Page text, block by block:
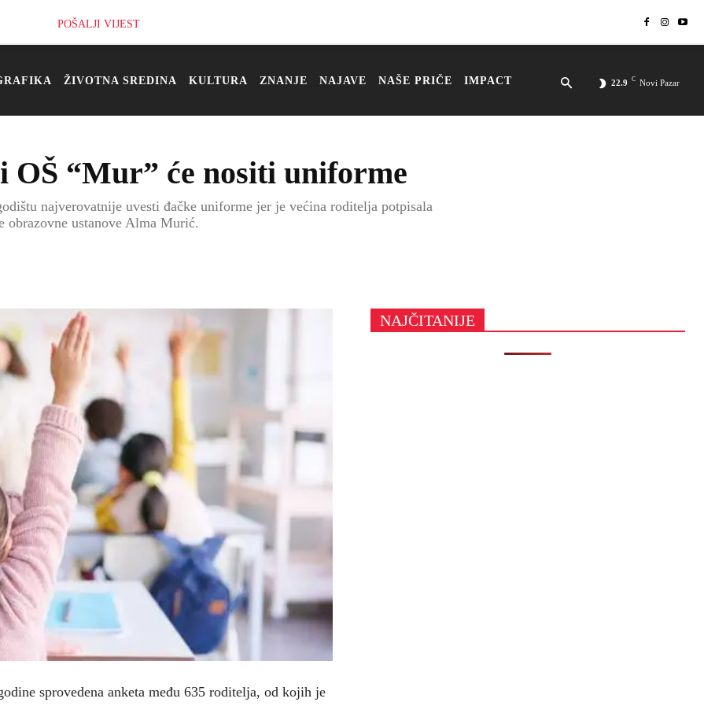
POŠALJI VIJEST
ŽIVOTNA SREDINA KULTURA ZNANJE NAJAVE NAŠE PRIČE IMPACT 22.9 C Novi Pazar
OŠ “Mur” će nositi uniforme
najverovatnije uvesti đačke uniforme jer je većina roditelja potpisala
obrazovne ustanove Alma Murić.
sprovedena anketa među 635 roditelja, od kojih je
NAJČITANIJE